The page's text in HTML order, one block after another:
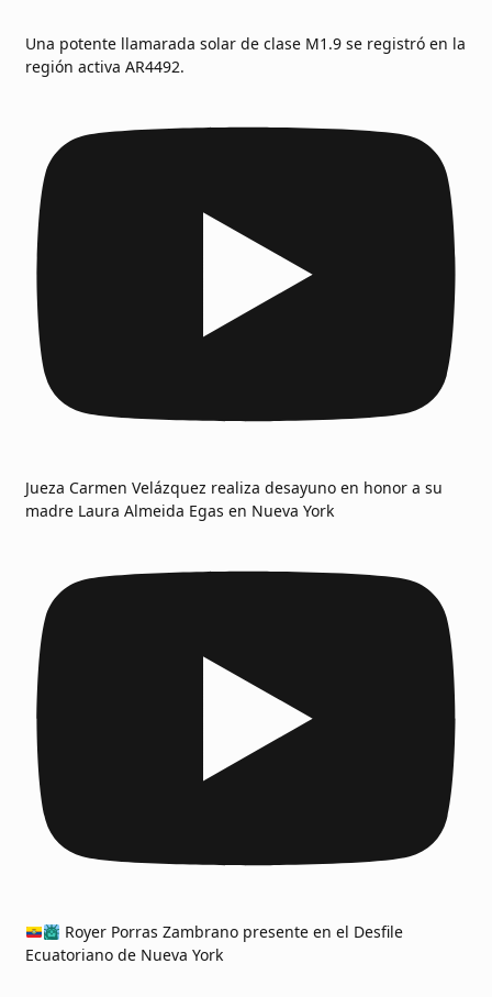
Una potente llamarada solar de clase M1.9 se registró en la
región activa AR4492.
Jueza Carmen Velázquez realiza desayuno en honor a su
madre Laura Almeida Egas en Nueva York
Royer Porras Zambrano presente en el Desfile
Ecuatoriano de Nueva York